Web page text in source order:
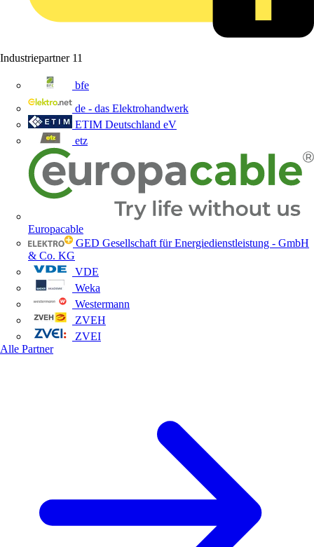
Industriepartner 11
bfe
de - das Elektrohandwerk
ETIM Deutschland eV
etz
Europacable
GED Gesellschaft für Energiedienstleistung - GmbH
& Co. KG
VDE
Weka
Westermann
ZVEH
ZVEI
Alle Partner